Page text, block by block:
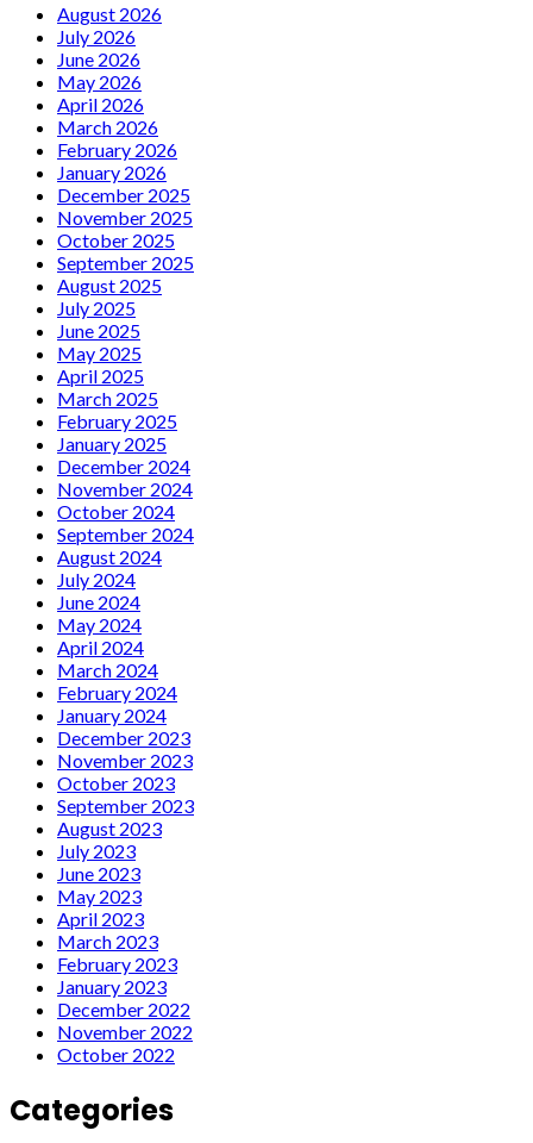
August 2026
July 2026
June 2026
May 2026
April 2026
March 2026
February 2026
January 2026
December 2025
November 2025
October 2025
September 2025
August 2025
July 2025
June 2025
May 2025
April 2025
March 2025
February 2025
January 2025
December 2024
November 2024
October 2024
September 2024
August 2024
July 2024
June 2024
May 2024
April 2024
March 2024
February 2024
January 2024
December 2023
November 2023
October 2023
September 2023
August 2023
July 2023
June 2023
May 2023
April 2023
March 2023
February 2023
January 2023
December 2022
November 2022
October 2022
Categories